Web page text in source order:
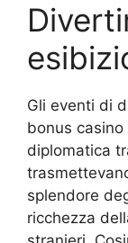
Gli eventi di
bonus
diplomatica
splendore
ricchezza